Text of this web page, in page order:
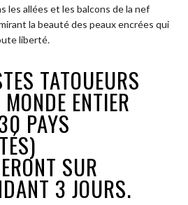
les allées et les balcons de la nef
la beauté des peaux encrées qui
liberté.
TATOUEURS
ENTIER
PAYS
SUR
3 JOURS.